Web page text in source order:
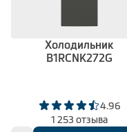
Холодильник
B1RCNK272G
4.96
1 253 отзыва